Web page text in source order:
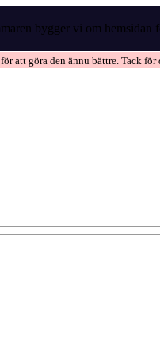
bygger vi om hemsidan
att göra den ännu bättre. Tack